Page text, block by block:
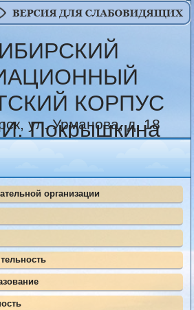
КОРПУС
Покрышкина
ул. Урманова, д. 18
организации